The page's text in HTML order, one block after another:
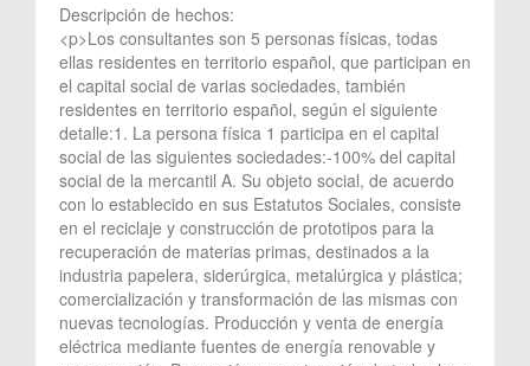
Descripción de hechos:
<p>Los consultantes son 5 personas físicas, todas
ellas residentes en territorio español, que participan en
el capital social de varias sociedades, también
residentes en territorio español, según el siguiente
detalle:1. La persona física 1 participa en el capital
social de las siguientes sociedades:-100% del capital
social de la mercantil A. Su objeto social, de acuerdo
con lo establecido en sus Estatutos Sociales, consiste
en el reciclaje y construcción de prototipos para la
recuperación de materias primas, destinados a la
industria papelera, siderúrgica, metalúrgica y plástica;
comercialización y transformación de las mismas con
nuevas tecnologías. Producción y venta de energía
eléctrica mediante fuentes de energía renovable y